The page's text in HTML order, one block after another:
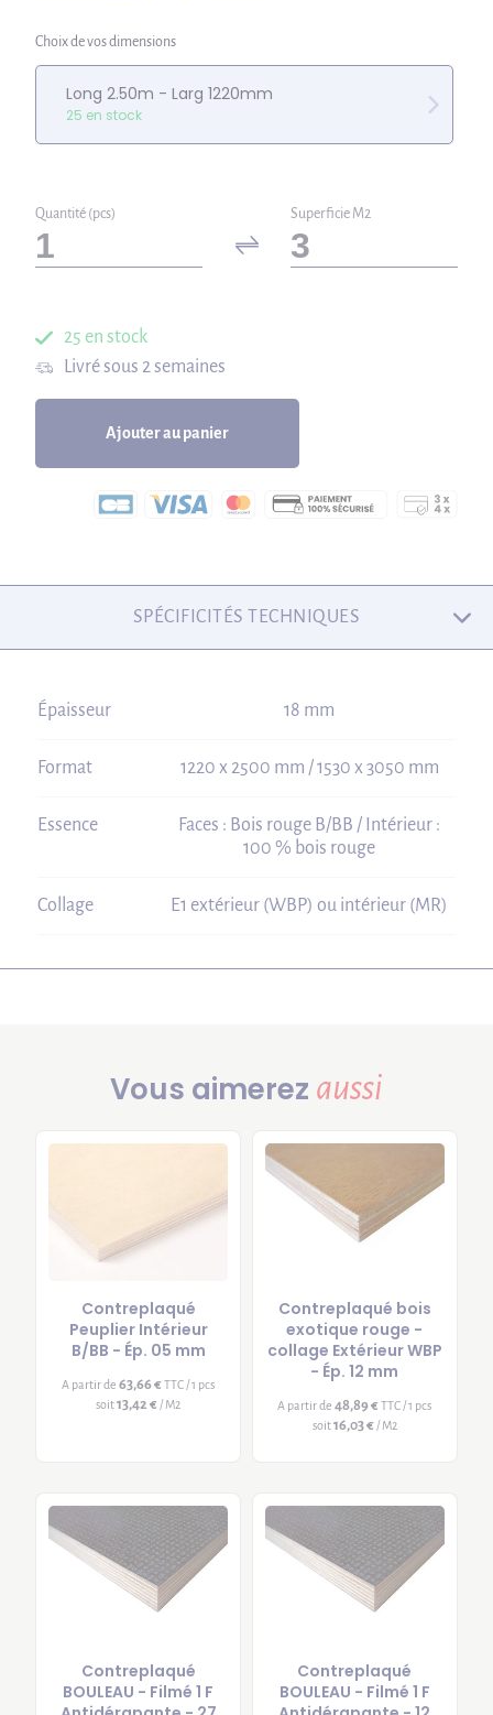
Choix de vos dimensions
Long 2.50m - Larg 1220mm
25 en stock
Quantité (pcs) Superficie M2
25 en stock
Livré sous 2 semaines
Ajouter au panier
SPÉCIFICITÉS TECHNIQUES
Épaisseur 18 mm
Format 1220 x 2500 mm / 1530 x 3050 mm
Essence
Faces : Bois rouge B/BB / Intérieur :
100 % bois rouge
Collage E1 extérieur (WBP) ou intérieur (MR)
Vous aimerez aussi
Contreplaqué
Peuplier Intérieur
B/BB - Ép. 05 mm
A partir de63,66 € TTC / 1 pcs
soit13,42 € / M2
Contreplaqué bois
exotique rouge -
collage Extérieur WBP
- Ép. 12 mm
A partir de48,89 € TTC / 1 pcs
soit16,03 € / M2
Contreplaqué
BOULEAU - Filmé 1 F
Contreplaqué
BOULEAU - Filmé 1 F